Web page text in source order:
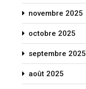
novembre 2025
octobre 2025
septembre 2025
août 2025